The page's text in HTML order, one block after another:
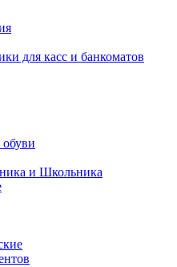
для касс и банкоматов
и Школьника